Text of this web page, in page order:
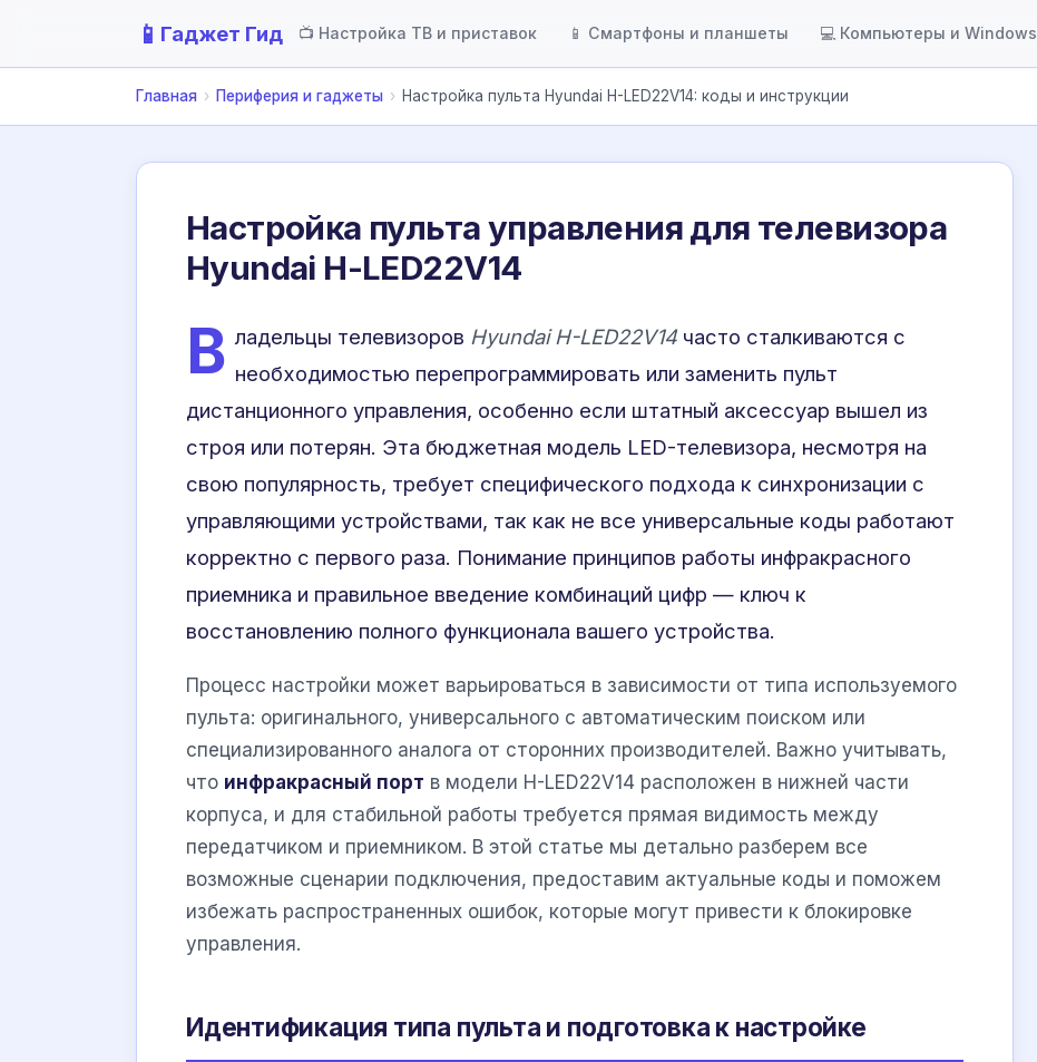
📱 Гаджет Гид 📺 Настройка ТВ и приставок 📱 Смартфоны и планшеты 💻 Компьютеры и Windows
Главная › Периферия и гаджеты › Настройка пульта Hyundai H-LED22V14: коды и инструкции
Настройка пульта управления для телевизора
Hyundai H-LED22V14
В ладельцы телевизоров Hyundai H-LED22V14 часто сталкиваются с
необходимостью перепрограммировать или заменить пульт
дистанционного управления, особенно если штатный аксессуар вышел из
строя или потерян. Эта бюджетная модель LED-телевизора, несмотря на
свою популярность, требует специфического подхода к синхронизации с
управляющими устройствами, так как не все универсальные коды работают
корректно с первого раза. Понимание принципов работы инфракрасного
приемника и правильное введение комбинаций цифр — ключ к
восстановлению полного функционала вашего устройства.
Процесс настройки может варьироваться в зависимости от типа используемого
пульта: оригинального, универсального с автоматическим поиском или
специализированного аналога от сторонних производителей. Важно учитывать,
что инфракрасный порт в модели H-LED22V14 расположен в нижней части
корпуса, и для стабильной работы требуется прямая видимость между
передатчиком и приемником. В этой статье мы детально разберем все
возможные сценарии подключения, предоставим актуальные коды и поможем
избежать распространенных ошибок, которые могут привести к блокировке
управления.
Идентификация типа пульта и подготовка к настройке